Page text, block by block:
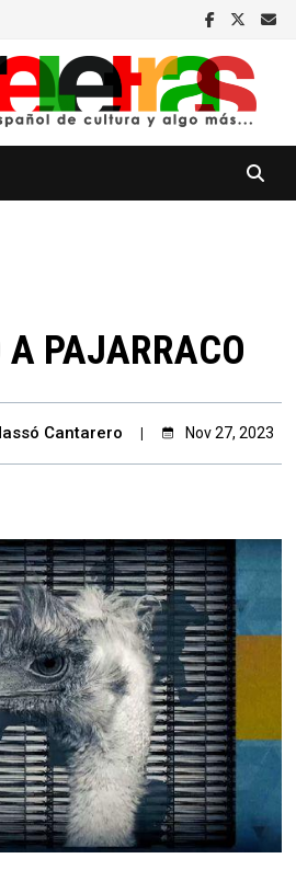
A PAJARRACO
Cantarero Nov 27, 2023